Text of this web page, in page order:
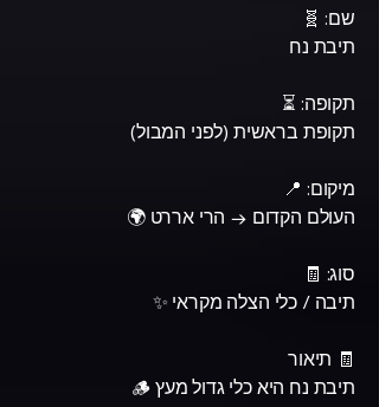
שם: 🧬
תיבת נח
תקופה: ⏳
תקופת בראשית (לפני המבול)
מיקום: 📍
העולם הקדום → הרי אררט 🌍
סוג: 🧾
תיבה / כלי הצלה מקראי ✨
🧾 תיאור
תיבת נח היא כלי גדול מעץ 🪵